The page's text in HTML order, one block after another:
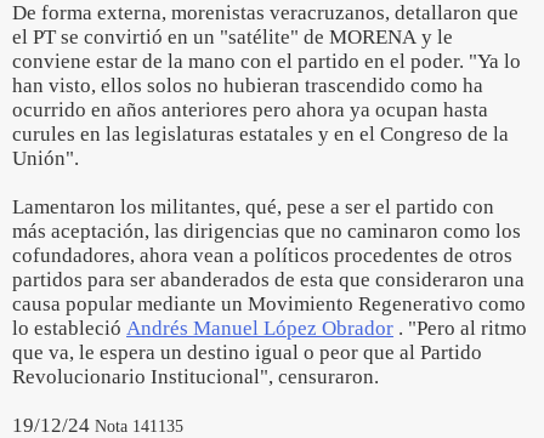
De forma externa, morenistas veracruzanos, detallaron que
el PT se convirtió en un "satélite" de MORENA y le
conviene estar de la mano con el partido en el poder. "Ya lo
han visto, ellos solos no hubieran trascendido como ha
ocurrido en años anteriores pero ahora ya ocupan hasta
curules en las legislaturas estatales y en el Congreso de la
Unión".
Lamentaron los militantes, qué, pese a ser el partido con
más aceptación, las dirigencias que no caminaron como los
cofundadores, ahora vean a políticos procedentes de otros
partidos para ser abanderados de esta que consideraron una
causa popular mediante un Movimiento Regenerativo como
lo estableció Andrés Manuel López Obrador . "Pero al ritmo
que va, le espera un destino igual o peor que al Partido
Revolucionario Institucional", censuraron.
19/12/24 Nota 141135